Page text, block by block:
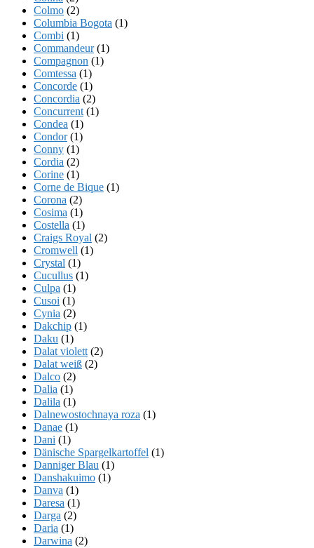
Colmo (2)
Columbia Bogota (1)
Combi (1)
Commandeur(1)
Compagnon (1)
Comtessa (1)
Concorde (1)
Concordia (2)
Concurrent (1)
Condea (1)
Condor(1)
Conny (1)
Cordia (2)
Corine (1)
Corne de Bique (1)
Corona (2)
Cosima (1)
Costella (1)
Craigs Royal (2)
Cromwell (1)
Crystal (1)
Cucullus (1)
Culpa (1)
Cusoi (1)
Cynia (2)
Dakchip (1)
Daku (1)
Dalat violett (2)
Dalat weiß (2)
Dalco (2)
Dalia (1)
Dalila (1)
Dalnewostochnaya roza (1)
Danae (1)
Dani (1)
Dänische Spargelkartoffel (1)
Danniger Blau (1)
Danshakuimo (1)
Danva (1)
Daresa (1)
Darga (2)
Daria (1)
Darwina (2)